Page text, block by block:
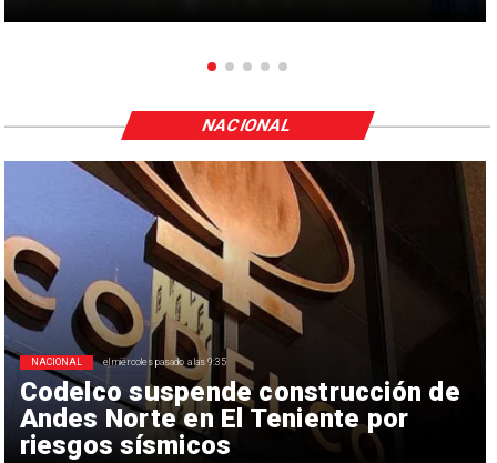
Codelco suspende construcción de
Andes Norte en El Teniente por
riesgos sísmicos
NACIONAL el miércoles pasado a las 9:35
NACIONAL